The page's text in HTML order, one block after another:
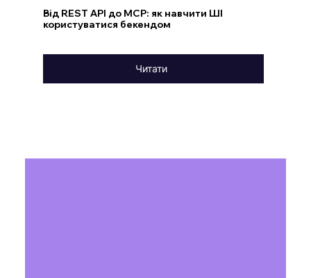
Від REST API до MCP: як навчити ШІ
користуватися бекендом
Читати